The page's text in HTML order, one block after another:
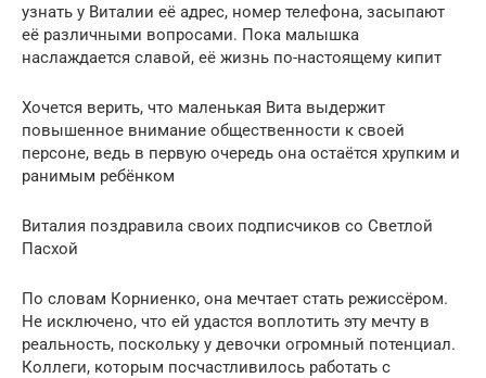
узнать у Виталии её адрес, номер телефона, засыпают
её различными вопросами. Пока малышка
наслаждается славой, её жизнь по-настоящему кипит
Хочется верить, что маленькая Вита выдержит
повышенное внимание общественности к своей
персоне, ведь в первую очередь она остаётся хрупким и
ранимым ребёнком
Виталия поздравила своих подписчиков со Светлой
Пасхой
По словам Корниенко, она мечтает стать режиссёром.
Не исключено, что ей удастся воплотить эту мечту в
реальность, поскольку у девочки огромный потенциал.
Коллеги, которым посчастливилось работать с